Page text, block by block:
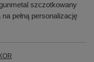
szczotkowany
pełną personalizację